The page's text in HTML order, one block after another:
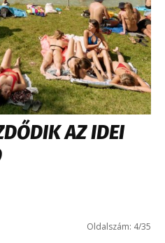
AZ IDEI
Oldalszám: 4/35